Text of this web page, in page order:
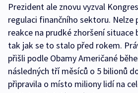
Prezident ale znovu vyzval
regulaci finančního sektoru. Nelze
reakce na prudké zhoršení situace
tak jak se to stalo před rokem.
přišli podle Obamy Američané
následných tří měsíců o 5 bilionů
připravila o místo miliony lidí na